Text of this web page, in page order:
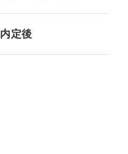
内定後